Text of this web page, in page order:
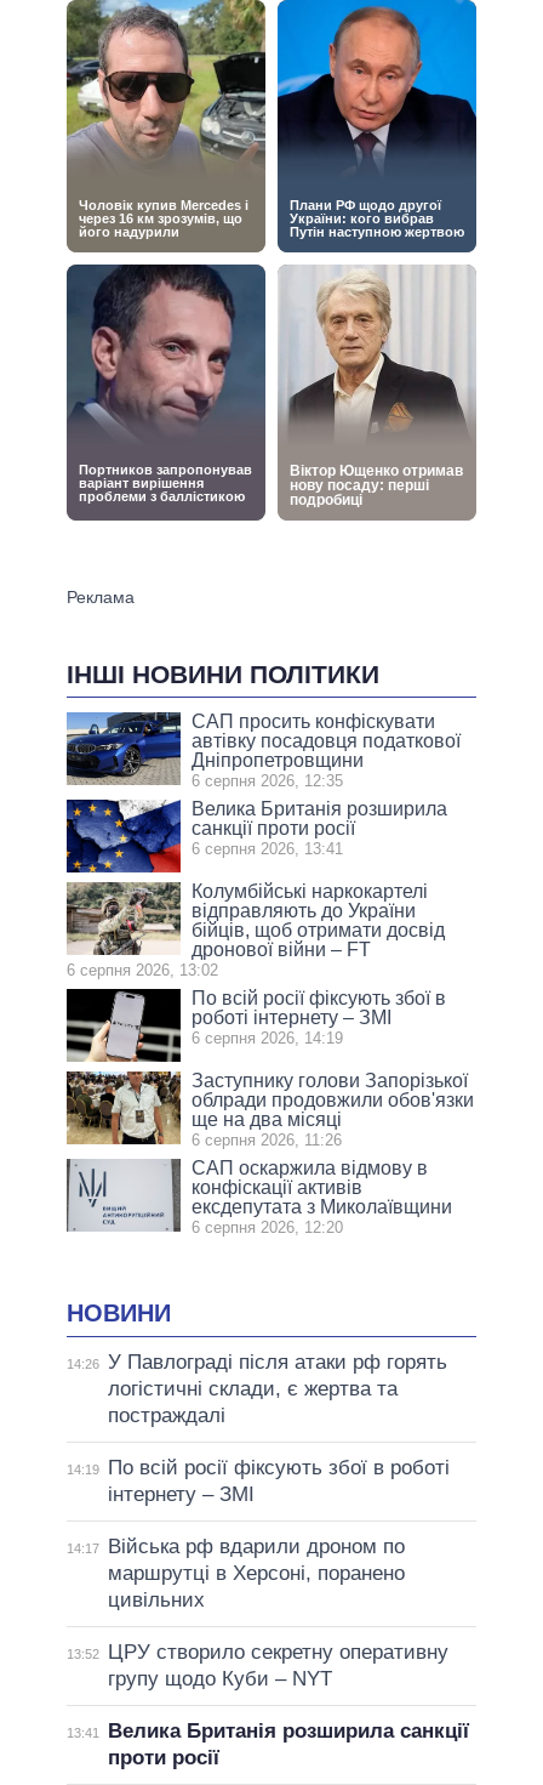
ІНШІ НОВИНИ ПОЛІТИКИ
САП просить конфіскувати
автівку посадовця податкової
Дніпропетровщини
6 серпня 2026, 12:35
Велика Британія розширила
санкції проти росії
6 серпня 2026, 13:41
Колумбійські наркокартелі
відправляють до України
бійців, щоб отримати досвід
дронової війни – FT
6 серпня 2026, 13:02
По всій росії фіксують збої в
роботі інтернету – ЗМІ
6 серпня 2026, 14:19
Заступнику голови Запорізької
облради продовжили обов'язки
ще на два місяці
6 серпня 2026, 11:26
САП оскаржила відмову в
конфіскації активів
ексдепутата з Миколаївщини
6 серпня 2026, 12:20
НОВИНИ
14:26 У Павлограді після атаки рф горять
логістичні склади, є жертва та
постраждалі
14:19
По всій росії фіксують збої в роботі
інтернету – ЗМІ
14:17
Війська рф вдарили дроном по
маршрутці в Херсоні, поранено
цивільних
13:52
ЦРУ створило секретну оперативну
групу щодо Куби – NYT
13:41
Велика Британія розширила санкції
проти росії